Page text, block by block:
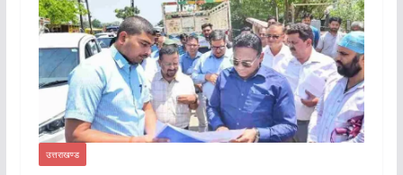
उत्तराखण्ड